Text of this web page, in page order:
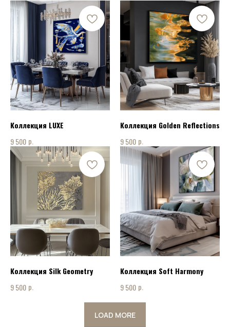
Коллекция LUXE
9 500 р.
Коллекция Golden Reflections
9 500 р.
Коллекция Silk Geometry
9 500 р.
Коллекция Soft Harmony
9 500 р.
LOAD MORE
КОНТАКТЫ
+7 915 075 94 08
ПОЗВОНИТЬ НАМ:
INFO@ART-INTERIOR-MSK.RU
НАПИСАТЬ НАМ: